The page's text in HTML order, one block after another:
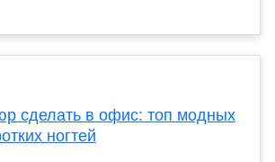
сделать в офис: топ модных
ногтей